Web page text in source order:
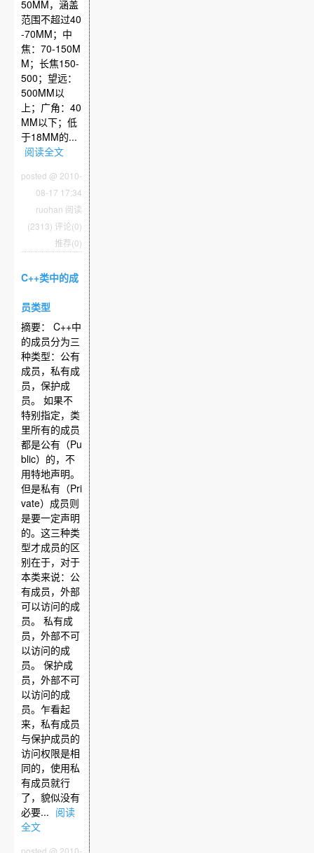
50MM，涵盖
范围不超过40
-70MM；中
焦：70-150M
M；长焦150-
500；望远：
500MM以
上；广角：40
MM以下；低
于18MM的...
阅读全文
posted @ 2010-
08-17 17:34
ruohan 阅读
(2313) 评论(0)
推荐(0)
C++类中的成
员类型
摘要： C++中
的成员分为三
种类型：公有
成员，私有成
员，保护成
员。 如果不
特别指定，类
里所有的成员
都是公有（Pu
blic）的，不
用特地声明。
但是私有（Pri
vate）成员则
是要一定声明
的。这三种类
型才成员的区
别在于，对于
本类来说：公
有成员，外部
可以访问的成
员。 私有成
员，外部不可
以访问的成
员。 保护成
员，外部不可
以访问的成
员。乍看起
来，私有成员
与保护成员的
访问权限是相
同的，使用私
有成员就行
了，貌似没有
必要... 阅读
全文
posted @ 2010-